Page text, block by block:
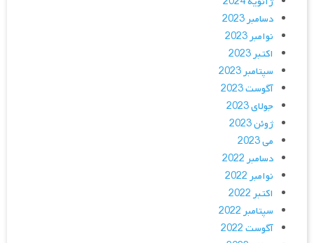
دسامبر 2023
نوامبر 2023
اکتبر 2023
سپتامبر 2023
آگوست 2023
جولای 2023
ژوئن 2023
می 2023
دسامبر 2022
نوامبر 2022
اکتبر 2022
سپتامبر 2022
آگوست 2022